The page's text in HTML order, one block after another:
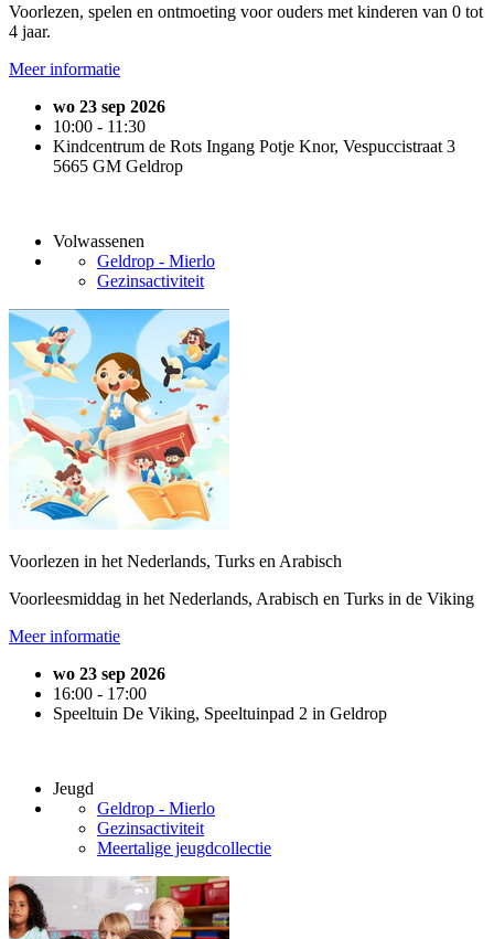
Voorlezen, spelen en ontmoeting voor ouders met kinderen van 0 tot
4 jaar.
Meer informatie
wo 23 sep 2026
10:00 - 11:30
Kindcentrum de Rots Ingang Potje Knor, Vespuccistraat 3
5665 GM Geldrop
Volwassenen
Geldrop - Mierlo
Gezinsactiviteit
Voorlezen in het Nederlands, Turks en Arabisch
Voorleesmiddag in het Nederlands, Arabisch en Turks in de Viking
Meer informatie
wo 23 sep 2026
16:00 - 17:00
Speeltuin De Viking, Speeltuinpad 2 in Geldrop
Jeugd
Geldrop - Mierlo
Gezinsactiviteit
Meertalige jeugdcollectie